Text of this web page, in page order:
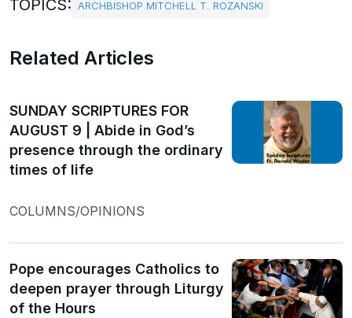
TOPICS: ARCHBISHOP MITCHELL T. ROZANSKI
Related Articles
SUNDAY SCRIPTURES FOR
AUGUST 9 | Abide in God’s
presence through the ordinary
times of life
COLUMNS/OPINIONS
Pope encourages Catholics to
deepen prayer through Liturgy
of the Hours